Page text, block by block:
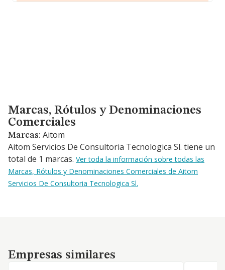
Marcas, Rótulos y Denominaciones Comerciales
Marcas, Rótulos y Denominaciones
Comerciales
Marcas: Aitom
Aitom Servicios De Consultoria Tecnologica Sl. tiene un
total de 1 marcas. Ver toda la información sobre todas las
Marcas, Rótulos y Denominaciones Comerciales de Aitom
Servicios De Consultoria Tecnologica Sl.
Empresas similares
Empresas similares